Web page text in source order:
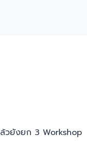
วยังยก 3 Workshop